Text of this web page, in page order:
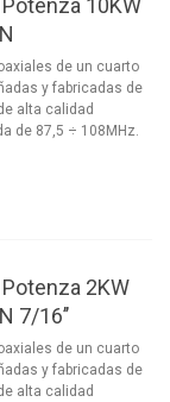
10KW
de un cuarto
y fabricadas de
alta calidad
de 87,5 ÷ 108MHz.
2KW
7/16’’
de un cuarto
y fabricadas de
alta calidad